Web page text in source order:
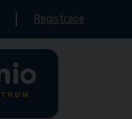
Registrace